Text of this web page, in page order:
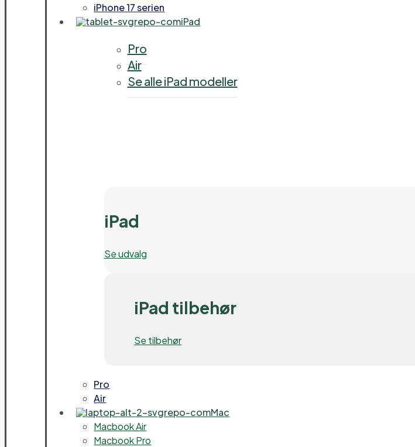
iPhone 17 serien
iPad
Pro
Air
Se alle iPad modeller
iPad
Se udvalg
iPad tilbehør
Se tilbehør
Pro
Air
Mac
Macbook Air
Macbook Pro